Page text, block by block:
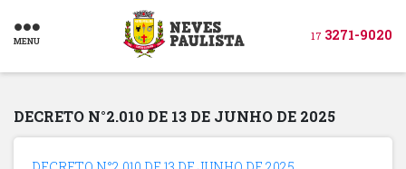
MENU 17 3271-9020
DECRETO N°2.010 DE 13 DE JUNHO DE 2025